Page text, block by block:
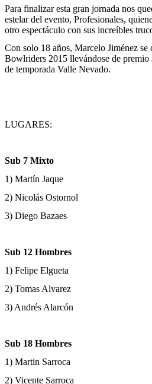
Para finalizar esta gran jornada nos
estelar del evento, Profesionales,
otro espectáculo con sus increíbles
Con solo 18 años, Marcelo Jiménez se
Bowlriders 2015 llevándose de
de temporada Valle Nevado.
LUGARES:
Sub 7 Mixto
1) Martín Jaque
2) Nicolás Ostornol
3) Diego Bazaes
Sub 12 Hombres
1) Felipe Elgueta
2) Tomas Alvarez
3) Andrés Alarcón
Sub 18 Hombres
1) Martin Sarroca
2) Vicente Sarroca